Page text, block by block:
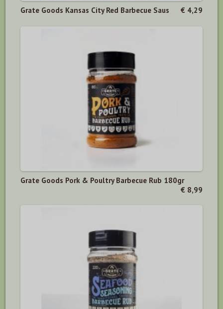
Grate Goods Kansas City Red Barbecue Saus € 4,29
Grate Goods Pork & Poultry Barbecue Rub 180gr
€ 8,99